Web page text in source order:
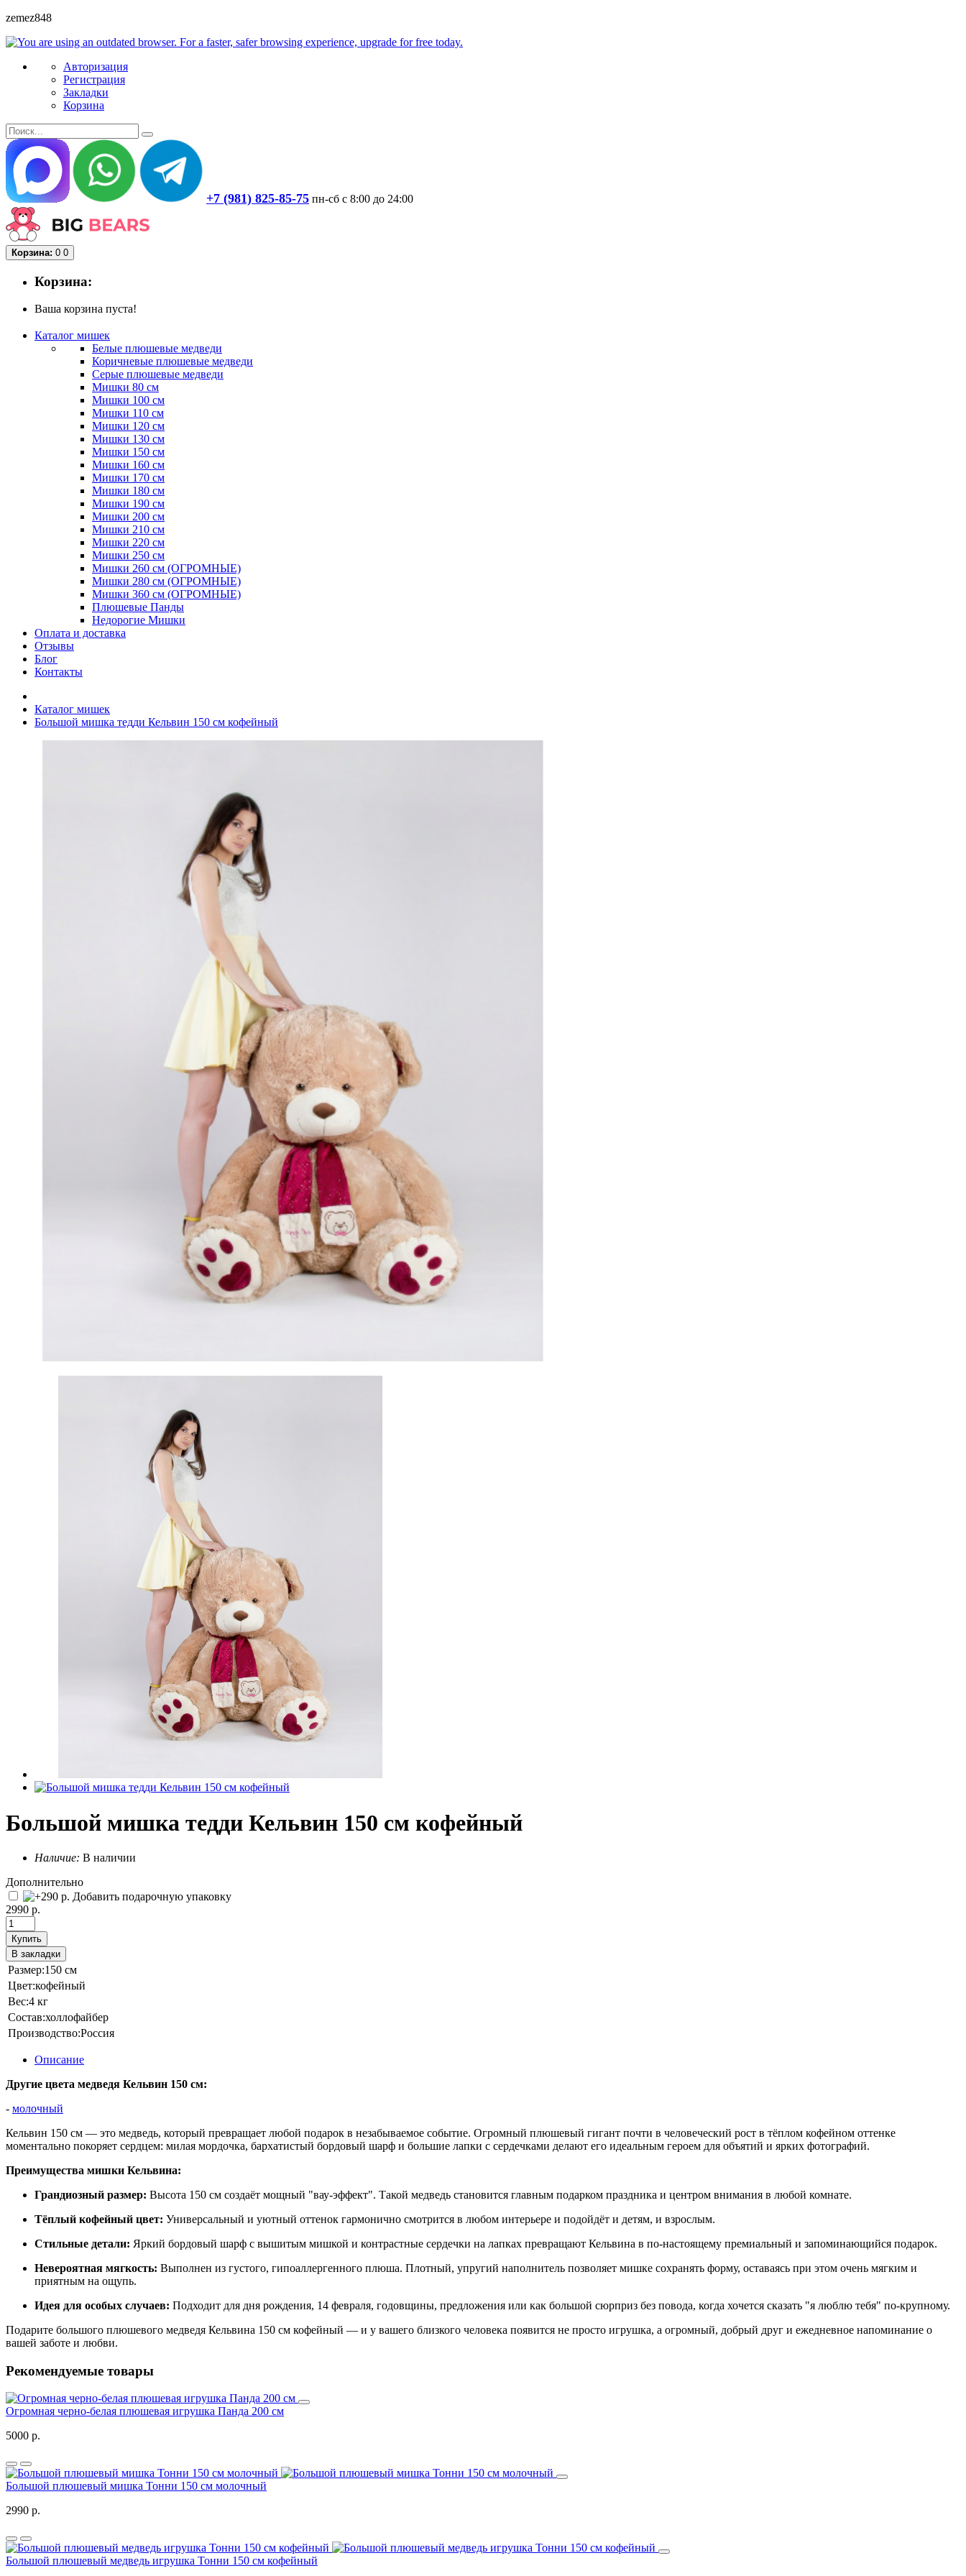
zemez848
Авторизация
Регистрация
Закладки
Корзина
+7 (981) 825-85-75 пн-сб с 8:00 до 24:00
Корзина: 0 0
Корзина:
Ваша корзина пуста!
Каталог мишек
Белые плюшевые медведи
Коричневые плюшевые медведи
Серые плюшевые медведи
Мишки 80 см
Мишки 100 см
Мишки 110 см
Мишки 120 см
Мишки 130 см
Мишки 150 см
Мишки 160 см
Мишки 170 см
Мишки 180 см
Мишки 190 см
Мишки 200 см
Мишки 210 см
Мишки 220 см
Мишки 250 см
Мишки 260 см (ОГРОМНЫЕ)
Мишки 280 см (ОГРОМНЫЕ)
Мишки 360 см (ОГРОМНЫЕ)
Плюшевые Панды
Недорогие Мишки
Оплата и доставка
Отзывы
Блог
Контакты
Каталог мишек
Большой мишка тедди Кельвин 150 см кофейный
Большой мишка тедди Кельвин 150 см кофейный
Наличие: В наличии
Дополнительно
Добавить подарочную упаковку
2990 р.
Купить
В закладки
Размер:150 см
Цвет:кофейный
Вес:4 кг
Состав:холлофайбер
Производство:Россия
Описание
Другие цвета медведя Кельвин 150 см:
- молочный
Кельвин 150 см — это медведь, который превращает любой подарок в незабываемое событие. Огромный плюшевый гигант почти в человеческий рост в тёплом кофейном оттенке
моментально покоряет сердцем: милая мордочка, бархатистый бордовый шарф и большие лапки с сердечками делают его идеальным героем для объятий и ярких фотографий.
Преимущества мишки Кельвина:
Грандиозный размер: Высота 150 см создаёт мощный "вау‑эффект". Такой медведь становится главным подарком праздника и центром внимания в любой комнате.
Тёплый кофейный цвет: Универсальный и уютный оттенок гармонично смотрится в любом интерьере и подойдёт и детям, и взрослым.
Стильные детали: Яркий бордовый шарф с вышитым мишкой и контрастные сердечки на лапках превращают Кельвина в по‑настоящему премиальный и запоминающийся подарок.
Невероятная мягкость: Выполнен из густого, гипоаллергенного плюша. Плотный, упругий наполнитель позволяет мишке сохранять форму, оставаясь при этом очень мягким и
приятным на ощупь.
Идея для особых случаев: Подходит для дня рождения, 14 февраля, годовщины, предложения или как большой сюрприз без повода, когда хочется сказать "я люблю тебя" по‑крупному.
Подарите большого плюшевого медведя Кельвина 150 см кофейный — и у вашего близкого человека появится не просто игрушка, а огромный, добрый друг и ежедневное напоминание о
вашей заботе и любви.
Рекомендуемые товары
Огромная черно-белая плюшевая игрушка Панда 200 см
5000 р.
Большой плюшевый мишка Тонни 150 см молочный
2990 р.
Большой плюшевый медведь игрушка Тонни 150 см кофейный